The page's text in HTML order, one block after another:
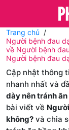
Trang chủ
Người bệnh đau
về Người bệnh
Người bệnh đau
Cập nhật thông
nhanh nhất và
dày nên tránh
bài viết về
không? và chia